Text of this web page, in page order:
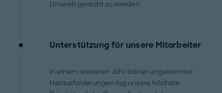
Umwelt gerecht zu werden.
Unterstützung für unsere Mitarbeiter
In einem weiteren Jahr bisher ungekannter
Herausforderungen lag unsere höchste